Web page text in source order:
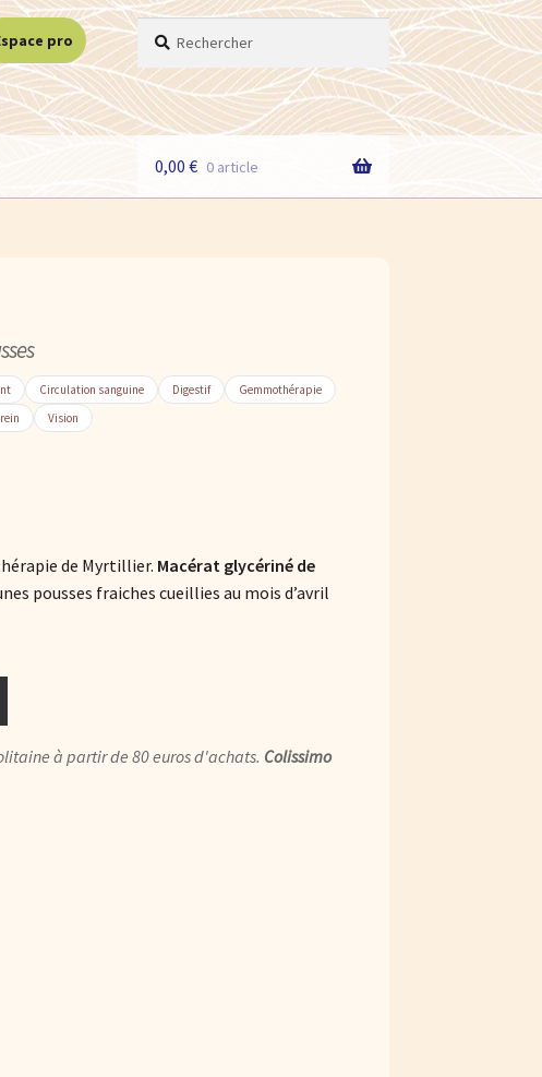
pro
Recherche
pour :
Recherche
0,00 € 0 article
Circulation sanguine Digestif
Gemmothérapie
Vision
de Myrtillier. Macérat glycériné de
pousses fraiches cueillies au mois d’avril
à partir de 80 euros d'achats. Colissimo